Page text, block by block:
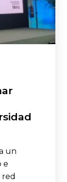
un
e
red